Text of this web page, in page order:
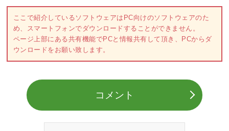
ここで紹介しているソフトウェアはPC向けのソフトウェアのた
め、スマートフォンでダウンロードすることができません。
ページ上部にある共有機能でPCと情報共有して頂き、PCからダ
ウンロードをお願い致します。
コメント